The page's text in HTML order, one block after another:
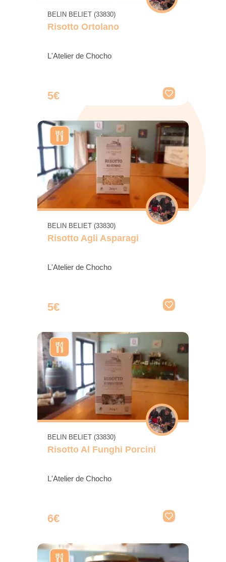
BELIN BELIET (33830)
Risotto Ortolano
L'Atelier de Chocho
5€
BELIN BELIET (33830)
Risotto Agli Asparagi
L'Atelier de Chocho
5€
BELIN BELIET (33830)
Risotto Al Funghi Porcini
L'Atelier de Chocho
6€